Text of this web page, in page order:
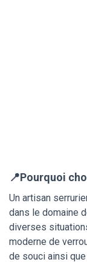
📍Pourquoi
Un artisan
dans le domaine
diverses
moderne de
de souci ainsi